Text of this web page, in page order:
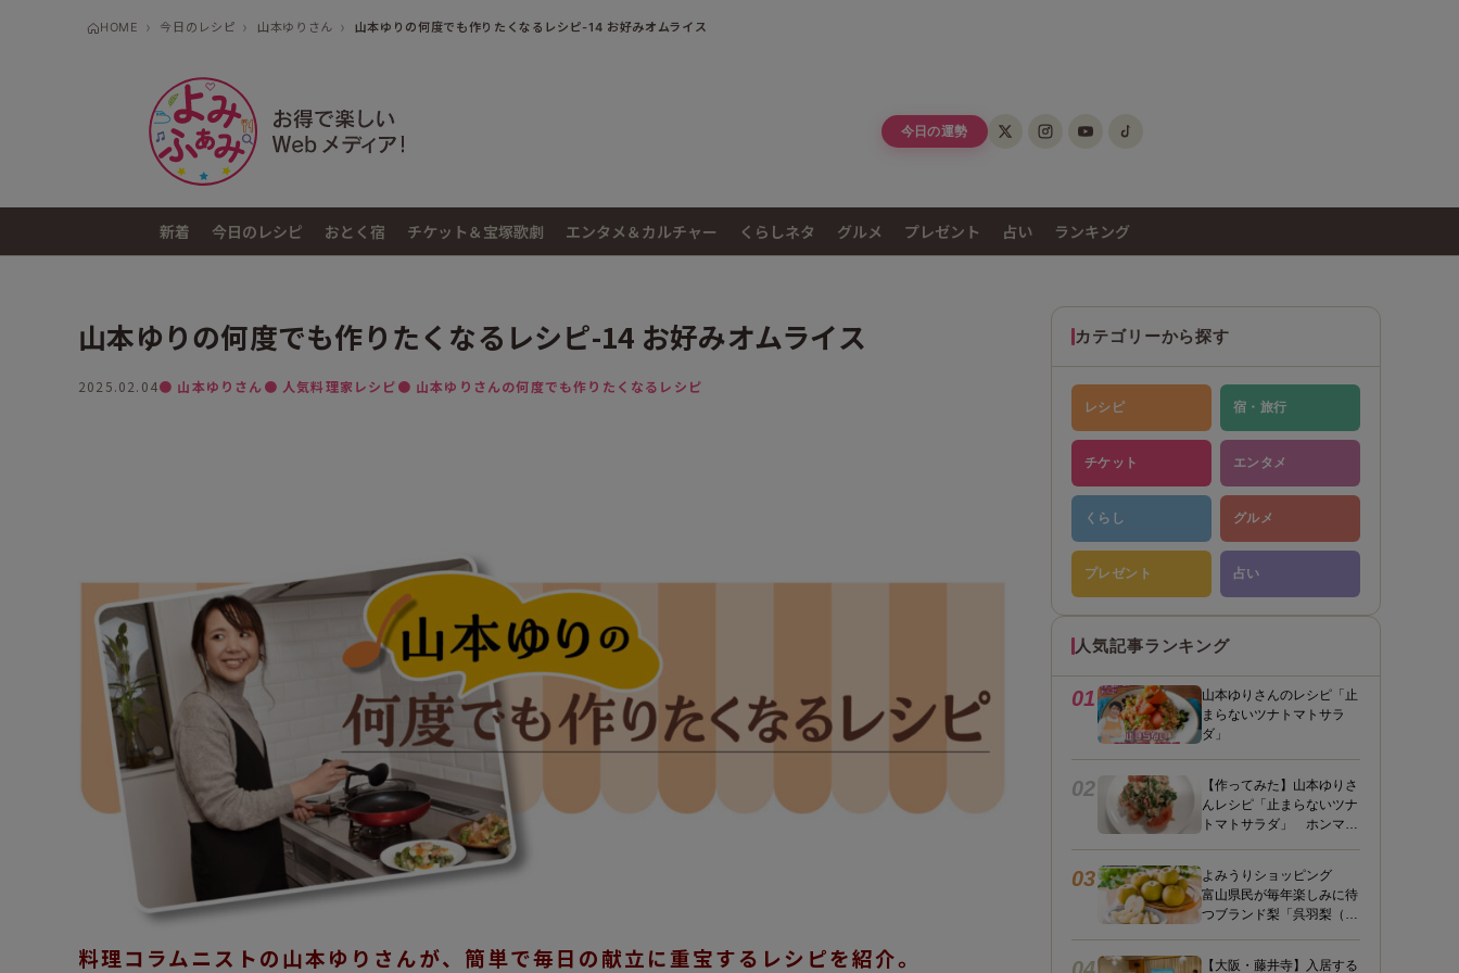
HOME 今日のレシピ 山本ゆりさん 山本ゆりの何度でも作りたくなるレシピ-14 お好みオムライス
今日の運勢
新着 今日のレシピ おとく宿 チケット＆宝塚歌劇 エンタメ＆カルチャー くらしネタ グルメ プレゼント 占い ランキング
山本ゆりの何度でも作りたくなるレシピ-14 お好みオムライス
2025.02.04● 山本ゆりさん● 人気料理家レシピ● 山本ゆりさんの何度でも作りたくなるレシピ
料理コラムニストの山本ゆりさんが、簡単で毎日の献立に重宝するレシピを紹介。
カテゴリーから探す
レシピ 宿・旅行
チケット エンタメ
くらし グルメ
プレゼント 占い
人気記事ランキング
01
山本ゆりさんのレシピ「止
まらないツナトマトサラ
ダ」
02
【作ってみた】山本ゆりさ
んレシピ「止まらないツナ
トマトサラダ」 ホンマに
03
よみうりショッピング
富山県民が毎年楽しみに待
つブランド梨「呉羽梨（幸
【大阪・藤井寺】入居する